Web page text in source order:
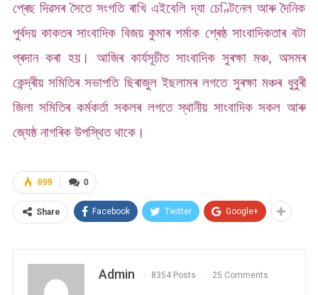
প্ৰেছ দিৱসৰ সৈতে সংগতি ৰাখি এইবেলি দ্যা চেণ্টিনেল আৰু দৈনিক
পুৰ্বদয় কাকতৰ সাংবাদিক বিজয় কুমাৰ শৰ্মাক শ্ৰেষ্ঠ সাংবাদিকতাৰ বটা
প্ৰদান কৰা হয়। আজিৰ কাৰ্যসূচীত সাংবাদিক সুৰক্ষা মঞ্চ, অসমৰ
কেন্দ্ৰীয় সমিতিৰ সভাপতি ছিৰাজুল ইছলামৰ লগতে সুৰক্ষা মঞ্চৰ ধুবুৰী
জিলা সমিতিৰ কৰ্মকৰ্তা সকলৰ লগতে স্থানীয় সাংবাদিক সকল আৰু
জ্যেষ্ঠ নাগৰিক উপস্থিত থাকে।
0
699
Share Facebook Twitter Google+
Admin 8354 Posts 25 Comments